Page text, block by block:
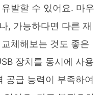
발할 수 있어요. 마우
, 가능하다면 다른 재
체해보는 것도 좋은
장치를 동시에 사용
공급 능력이 부족하여